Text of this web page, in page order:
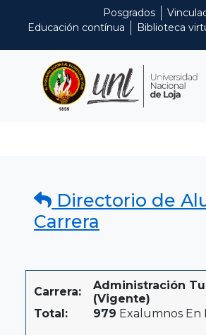
Posgrados
Educación contínua
Biblioteca
Directorio de
Carrera
Carrera:
Administración
(Vigente)
Total:
979 Exalumnos En